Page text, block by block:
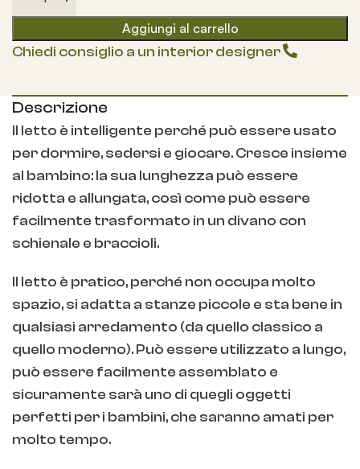
Aggiungi al carrello
Chiedi consiglio a un interior designer
Descrizione
Il letto è intelligente perché può essere usato
per dormire, sedersi e giocare. Cresce insieme
al bambino: la sua lunghezza può essere
ridotta e allungata, così come può essere
facilmente trasformato in un divano con
schienale e braccioli.
Il letto è pratico, perché non occupa molto
spazio, si adatta a stanze piccole e sta bene in
qualsiasi arredamento (da quello classico a
quello moderno). Può essere utilizzato a lungo,
può essere facilmente assemblato e
sicuramente sarà uno di quegli oggetti
perfetti per i bambini, che saranno amati per
molto tempo.